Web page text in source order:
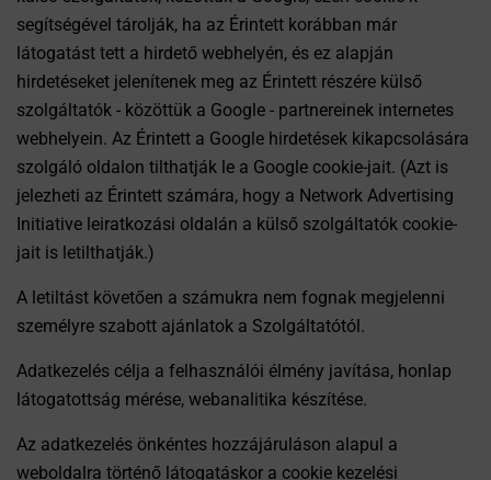
segítségével tárolják, ha az Érintett korábban már
látogatást tett a hirdető webhelyén, és ez alapján
hirdetéseket jelenítenek meg az Érintett részére külső
szolgáltatók - közöttük a Google - partnereinek internetes
webhelyein. Az Érintett a Google hirdetések kikapcsolására
szolgáló oldalon tilthatják le a Google cookie-jait. (Azt is
jelezheti az Érintett számára, hogy a Network Advertising
Initiative leiratkozási oldalán a külső szolgáltatók cookie-
jait is letilthatják.)
A letiltást követően a számukra nem fognak megjelenni
személyre szabott ajánlatok a Szolgáltatótól.
Adatkezelés célja a felhasználói élmény javítása, honlap
látogatottság mérése, webanalitika készítése.
Az adatkezelés önkéntes hozzájáruláson alapul a
weboldalra történő látogatáskor a cookie kezelési